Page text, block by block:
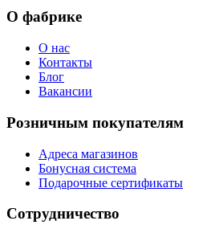
О фабрике
О нас
Контакты
Блог
Вакансии
Розничным покупателям
Адреса магазинов
Бонусная система
Подарочные сертификаты
Сотрудничество